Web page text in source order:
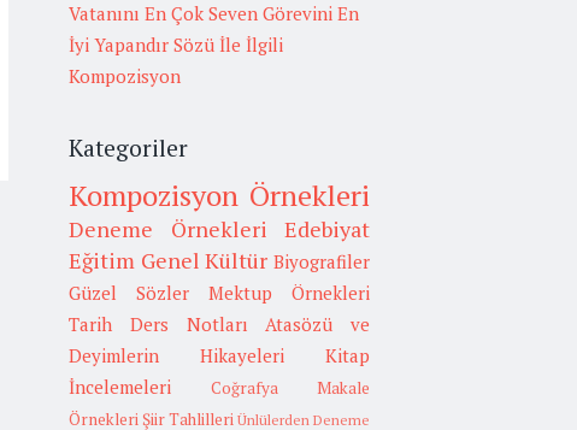
Vatanını En Çok Seven Görevini En
İyi Yapandır Sözü İle İlgili
Kompozisyon
Kategoriler
Kompozisyon Örnekleri
Deneme Örnekleri
Edebiyat
Eğitim Genel Kültür Biyografiler
Güzel Sözler
Mektup Örnekleri
Tarih
Ders Notları
Atasözü ve
Deyimlerin Hikayeleri
Kitap
İncelemeleri
Coğrafya
Makale
Örnekleri Şiir Tahlilleri Ünlülerden Deneme